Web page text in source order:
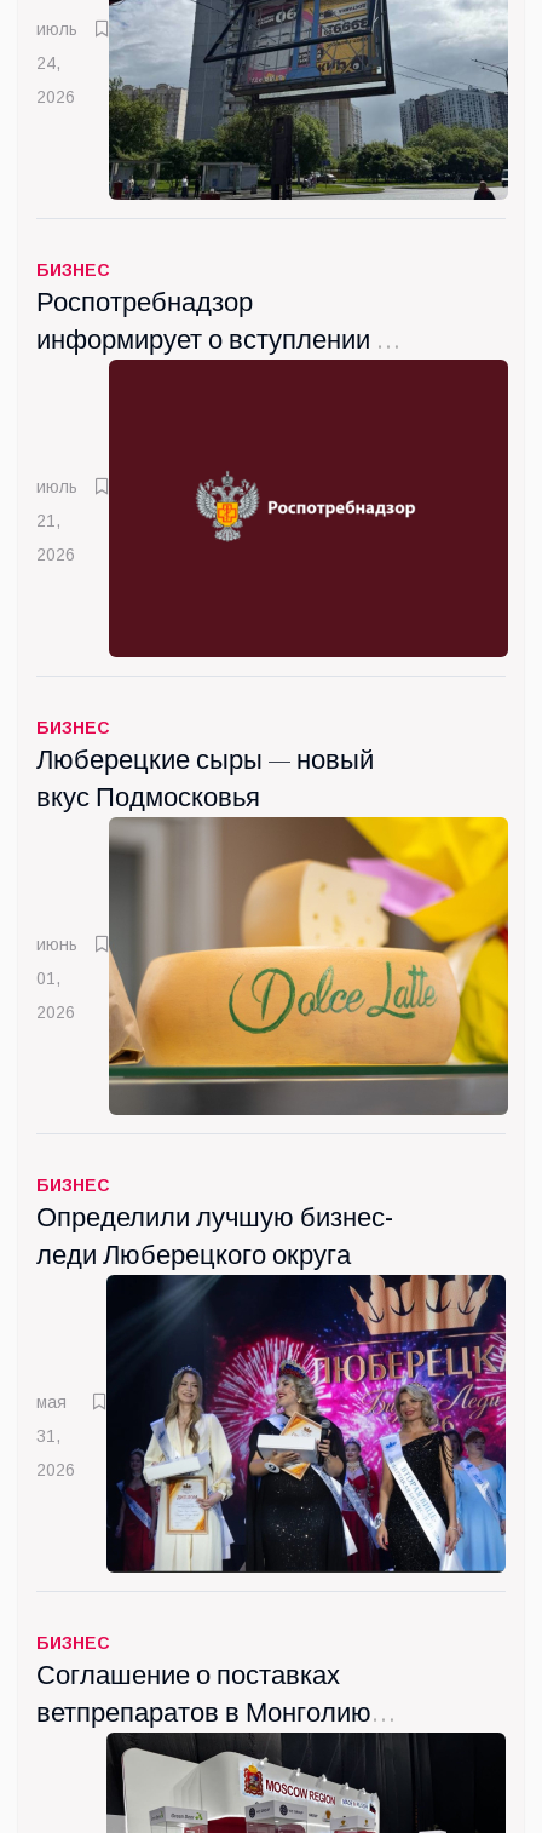
июль
24,
2026
БИЗНЕС
Роспотребнадзор
информирует о вступлении с
июль
21,
2026
БИЗНЕС
Люберецкие сыры — новый
вкус Подмосковья
июнь
01,
2026
БИЗНЕС
Определили лучшую бизнес-
леди Люберецкого округа
мая
31,
2026
БИЗНЕС
Соглашение о поставках
ветпрепаратов в Монголию
подписала Госкомпания
"ВИК" из Люберец